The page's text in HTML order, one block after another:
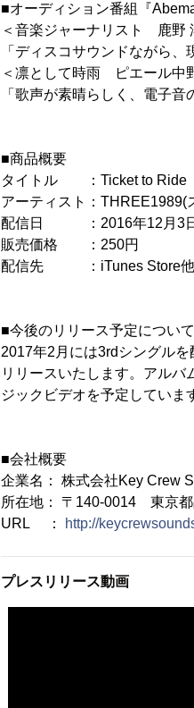
■オーディション番組『
＜音楽ジャーナリスト 鹿野
「ディスコサウンドながら
＜凛として時雨 ピエール中
「歌声が素晴らしく、電子
■商品概要
タイトル ：Ticket to Ride
アーティスト：THREE1989(
配信日 ：2016年12月3
販売価格 ：250円
配信先 ：iTunes Store他
■今後のリリース予定について
2017年2月には3rdシングル
リリースいたします。アル
ジックビデオを予定していま
■会社概要
企業名： 株式会社Key Crew
所在地： 〒140-0014 東京
URL ：
http://
プレスリリース動画